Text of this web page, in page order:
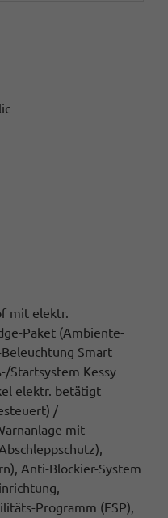
mit elektr.
Paket (Ambiente-
Smart
Startsystem Kessy
elektr. betätigt
/
mit
Anti-Blockier-System
Programm (ESP),